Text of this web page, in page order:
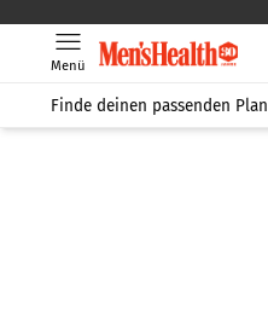
Menü
Finde deinen passenden Plan